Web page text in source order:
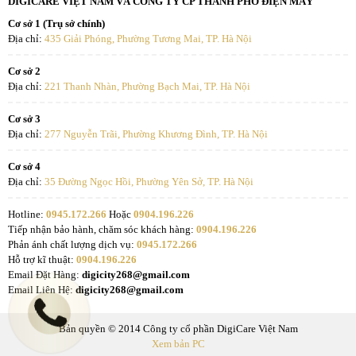
món ăn cần theo dõi độ sôi, màu sắc, độ chín.
Như vậy, có thể thấy Kailer KL-6668 vừa đảm bảo chất lượng vượt
trội, vừa mang đến nhiều tiện ích hơn hẳn so với các lựa chọn phổ
biến khác.
Lợi ích khi sở hữu bộ nồi Kailer KL-6668
Sử dụng bộ nồi này, gia đình bạn sẽ:
Cơ sở 1 (Trụ sở chính)
Địa chỉ: 435 Giải Phóng, Phường Tương Mai, TP. Hà Nội
Cơ sở 2
Địa chỉ: 221 Thanh Nhàn, Phường Bạch Mai, TP. Hà Nội
Cơ sở 3
Địa chỉ: 277 Nguyễn Trãi, Phường Khương Đình, TP. Hà Nội
Cơ sở 4
Địa chỉ: 35 Đường Ngọc Hồi, Phường Yên Sở, TP. Hà Nội
Hotline: 0945.172.266 Hoặc 0904.196.226
Tiếp nhận bảo hành, chăm sóc khách hàng: 0904.196.226
Phản ánh chất lượng dịch vụ: 0945.172.266
Hỗ trợ kĩ thuật: 0904.196.226
Email Đặt Hàng: digicity268@gmail.com
Email Liên Hệ: digicity268@gmail.com
Bản quyền © 2014 Công ty cổ phần DigiCare Việt Nam
Xem bản PC